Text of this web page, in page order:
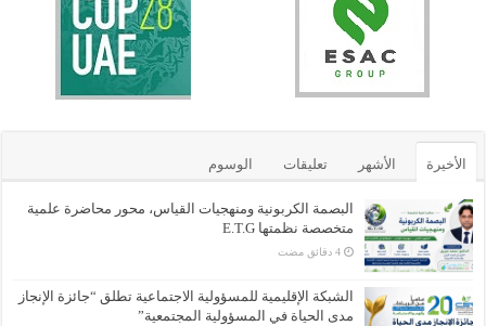
الأخيرة الأشهر تعليقات الوسوم
البصمة الكربونية ومنهجيات القياس، محور محاضرة علمية
متخصصة نظمتها E.T.G
الشبكة الإقليمية للمسؤولية الاجتماعية تطلق “جائزة الإنجاز
مدى الحياة في المسؤولية المجتمعية”